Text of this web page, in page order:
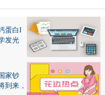
蛋白I
发光
家钞
到来，